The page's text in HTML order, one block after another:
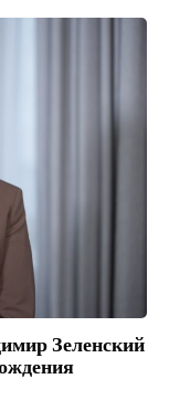
Зеленский